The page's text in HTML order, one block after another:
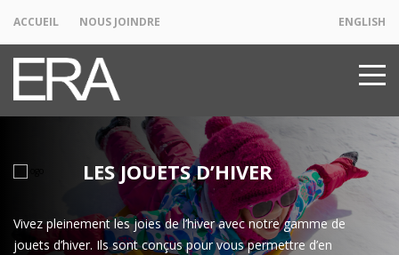
ACCUEIL NOUS JOINDRE ENGLISH
LES JOUETS D’HIVER
Vivez pleinement les joies de l’hiver avec notre gamme de
jouets d’hiver. Ils sont conçus pour vous permettre d’en